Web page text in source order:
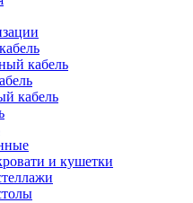
кабель
кабель
и кушетки